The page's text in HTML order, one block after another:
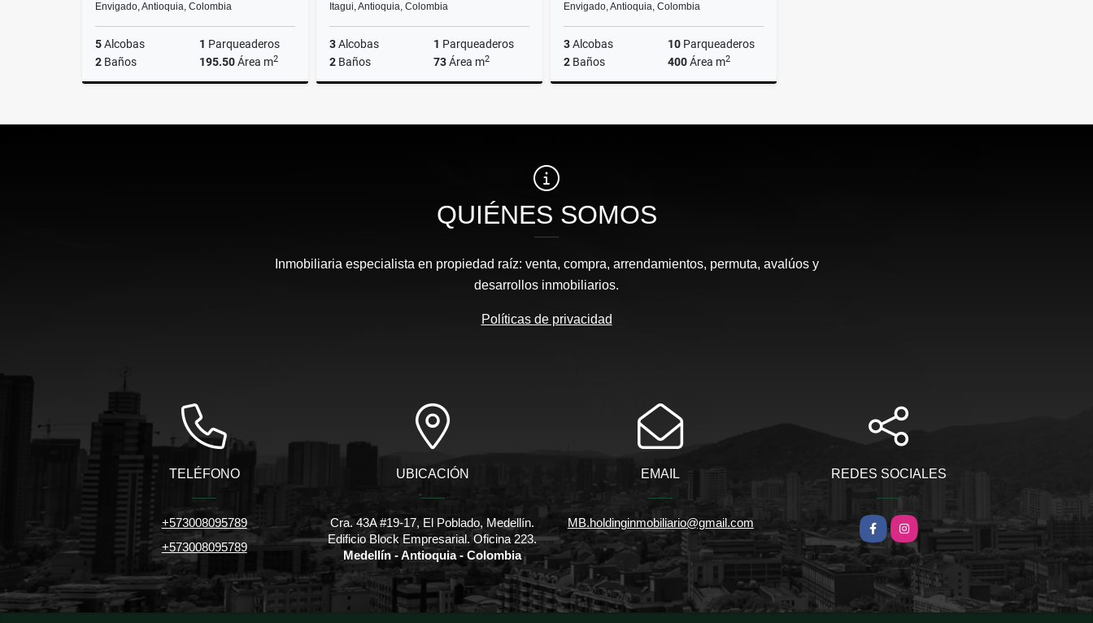
Envigado, Antioquia, Colombia
5Alcobas 1 Parqueaderos
2 Baños 195.50Área m2
$1.350.000.000
Itagui, Antioquia, Colombia
3Alcobas 1 Parqueaderos
2 Baños 73Área m2
$600.000.000
Envigado, Antioquia, Colombia
3Alcobas 10 Parqueaderos
2 Baños 400Área m2
$8.839.490.000
QUIÉNES SOMOS
Inmobiliaria especialista en propiedad raíz: venta, compra, arrendamientos, permuta, avalúos y
desarrollos inmobiliarios.
Políticas de privacidad
TELÉFONO
+573008095789
+573008095789
UBICACIÓN
Cra. 43A #19-17, El Poblado, Medellín.
Edificio Block Empresarial. Oficina 223.
Medellín - Antioquia - Colombia
EMAIL
MB.holdinginmobiliario@gmail.com
REDES SOCIALES
FacebookInstagram